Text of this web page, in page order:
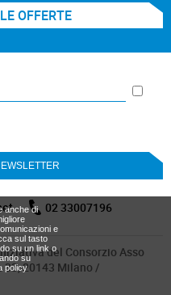
anche di
e
sul tasto
su un link o
su
policy
OFFERTE
02 33007196
del Consorzio Asso
33, 20143 Milano /